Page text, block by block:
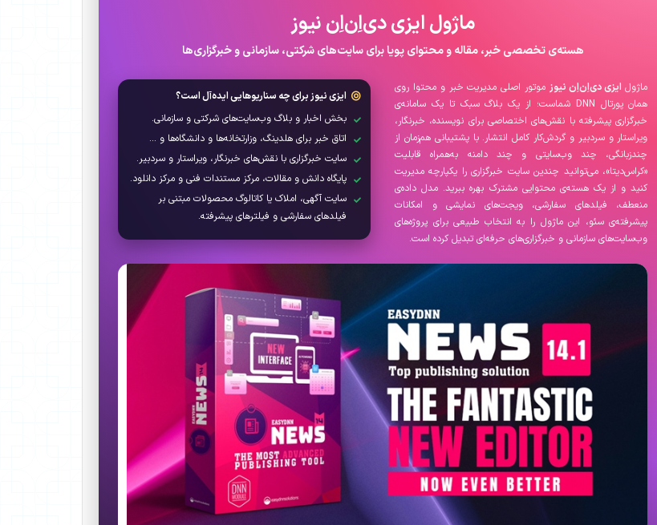
ماژول ایزی دی‌اِن‌اِن نیوز
هسته‌ی تخصصی خبر، مقاله و محتوای پویا برای سایت‌های شرکتی، سازمانی و خبرگزاری‌ها
ماژول ایزی دی‌اِن‌اِن نیوز موتور اصلی مدیریت خبر و محتوا روی
همان پورتال DNN شماست؛ از یک بلاگ سبک تا یک سامانه‌ی
خبرگزاری پیشرفته با نقش‌های اختصاصی برای نویسنده، خبرنگار،
ویراستار و سردبیر و گردش‌کار کامل انتشار. با پشتیبانی هم‌زمان از
چندزبانگی، چند وب‌سایتی و چند دامنه به‌همراه قابلیت
«کراس‌دیتا»، می‌توانید چندین سایت خبرگزاری را یکپارچه مدیریت
کنید و از یک هسته‌ی محتوایی مشترک بهره ببرید. مدل داده‌ی
منعطف، فیلدهای سفارشی، ویجت‌های نمایشی و امکانات
پیشرفته‌ی سئو، این ماژول را به انتخاب طبیعی برای پروژه‌های
وب‌سایت‌های سازمانی و خبرگزاری‌های حرفه‌ای تبدیل کرده است.
ایزی نیوز برای چه سناریوهایی ایده‌آل است؟
بخش اخبار و بلاگ وب‌سایت‌های شرکتی و سازمانی.
اتاق خبر برای هلدینگ، وزارتخانه‌ها و دانشگاه‌ها و ...
سایت خبرگزاری با نقش‌های خبرنگار، ویراستار و سردبیر.
پایگاه دانش و مقالات، مرکز مستندات فنی و مرکز دانلود.
سایت آگهی، املاک یا کاتالوگ محصولات مبتنی بر
فیلدهای سفارشی و فیلترهای پیشرفته.